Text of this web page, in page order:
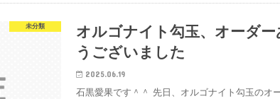
未分類
オルゴナイト勾玉、オーダー
うございました
2025.06.19
石黒愛果です＾＾ 先日、オルゴナイト勾玉のオ